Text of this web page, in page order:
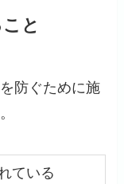
と
防ぐために施
ている